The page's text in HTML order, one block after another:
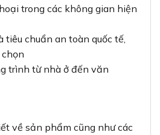
trong các không gian hiện
tiêu chuẩn an toàn quốc tế,
trình từ nhà ở đến văn
về sản phẩm cũng như các